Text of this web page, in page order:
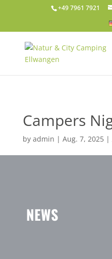
+49 7961 7921
Campers
by admin | Aug. 7, 2025|
NEWS